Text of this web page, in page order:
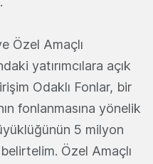
Özel Amaçlı
yatırımcılara açık
Odaklı Fonlar, bir
fonlanmasına yönelik
5 milyon
Özel Amaçlı